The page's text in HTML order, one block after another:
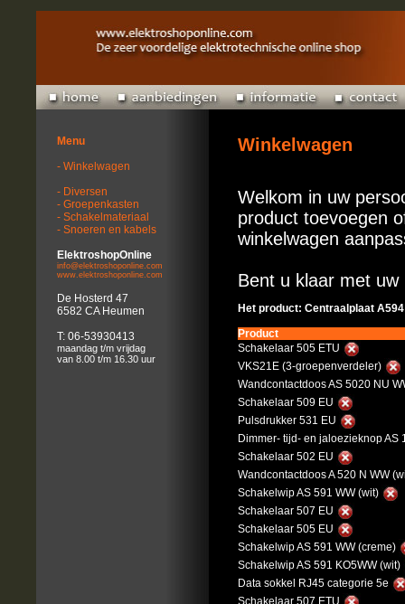
Menu
- Winkelwagen
- Diversen
- Groepenkasten
- Schakelmateriaal
- Snoeren en kabels
ElektroshopOnline
info@elektroshoponline.com
www.elektroshoponline.com
De Hosterd 47
6582 CA Heumen
T: 06-53930413
maandag t/m vrijdag
van 8.00 t/m 16.30 uur
Winkelwagen
Welkom in uw
product toevoegen
winkelwagen
Bent u klaar met
Het product: Centraalplaat
Product
Schakelaar 505 ETU
VKS21E (3-groepenverdeler)
Wandcontactdoos AS 5020 NU
Schakelaar 509 EU
Pulsdrukker 531 EU
Dimmer- tijd- en jaloezieknop AS
Schakelaar 502 EU
Wandcontactdoos A 520 N WW
Schakelwip AS 591 WW (wit)
Schakelaar 507 EU
Schakelaar 505 EU
Schakelwip AS 591 WW (creme)
Schakelwip AS 591 KO5WW (wit)
Data sokkel RJ45 categorie 5e
Schakelaar 507 ETU